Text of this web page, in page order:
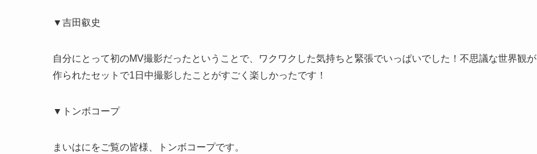
▼吉田叡史
自分にとって初のMV撮影だったということで、ワクワクした気持ちと緊張でいっぱいでした！不思議な世界観が
作られたセットで1日中撮影したことがすごく楽しかったです！
▼トンボコープ
まいはにをご覧の皆様、トンボコープです。